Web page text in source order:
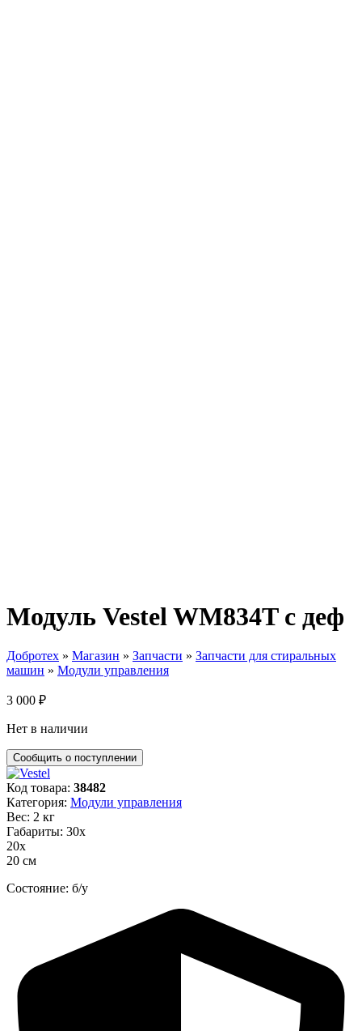
Модуль Vestel WM834T с деф
Добротех » Магазин » Запчасти » Запчасти для стиральных
машин » Модули управления
3 000 ₽
Нет в наличии
Код товара: 38482
Категория: Модули управления
Вес: 2 кг
Габариты: 30х
20х
20 см
Состояние: б/у